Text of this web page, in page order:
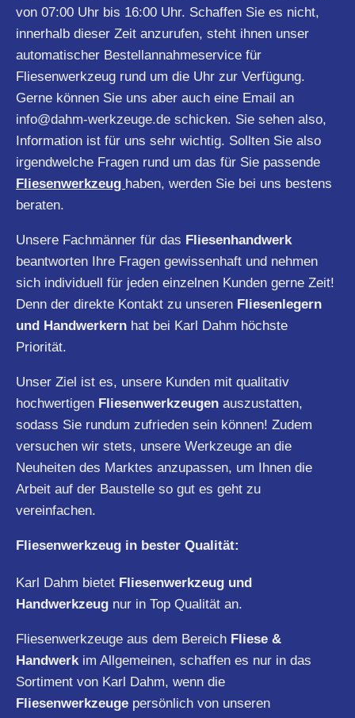
von 07:00 Uhr bis 16:00 Uhr. Schaffen Sie es nicht,
innerhalb dieser Zeit anzurufen, steht ihnen unser
automatischer Bestellannahmeservice für
Fliesenwerkzeug rund um die Uhr zur Verfügung.
Gerne können Sie uns aber auch eine Email an
info@dahm-werkzeuge.de schicken. Sie sehen also,
Information ist für uns sehr wichtig. Sollten Sie also
irgendwelche Fragen rund um das für Sie passende
Fliesenwerkzeug haben, werden Sie bei uns bestens
beraten.
Unsere Fachmänner für das Fliesenhandwerk
beantworten Ihre Fragen gewissenhaft und nehmen
sich individuell für jeden einzelnen Kunden gerne Zeit!
Denn der direkte Kontakt zu unseren Fliesenlegern
und Handwerkern hat bei Karl Dahm höchste
Priorität.
Unser Ziel ist es, unsere Kunden mit qualitativ
hochwertigen Fliesenwerkzeugen auszustatten,
sodass Sie rundum zufrieden sein können! Zudem
versuchen wir stets, unsere Werkzeuge an die
Neuheiten des Marktes anzupassen, um Ihnen die
Arbeit auf der Baustelle so gut es geht zu
vereinfachen.
Fliesenwerkzeug in bester Qualität:
Karl Dahm bietet Fliesenwerkzeug und
Handwerkzeug nur in Top Qualität an.
Fliesenwerkzeuge aus dem Bereich Fliese &
Handwerkim Allgemeinen, schaffen es nur in das
Sortiment von Karl Dahm, wenn die
Fliesenwerkzeuge persönlich von unseren